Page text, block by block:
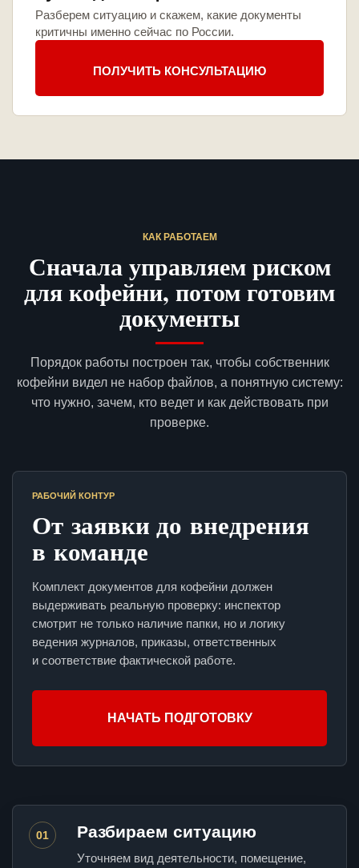
Разберем ситуацию и скажем, какие документы
критичны именно сейчас по России.
ПОЛУЧИТЬ КОНСУЛЬТАЦИЮ
КАК РАБОТАЕМ
Сначала управляем риском
для кофейни, потом готовим
документы
Порядок работы построен так, чтобы собственник
кофейни видел не набор файлов, а понятную систему:
что нужно, зачем, кто ведет и как действовать при
проверке.
РАБОЧИЙ КОНТУР
От заявки до внедрения
в команде
Комплект документов для кофейни должен
выдерживать реальную проверку: инспектор
смотрит не только наличие папки, но и логику
ведения журналов, приказы, ответственных
и соответствие фактической работе.
НАЧАТЬ ПОДГОТОВКУ
01 Разбираем ситуацию
Уточняем вид деятельности, помещение,